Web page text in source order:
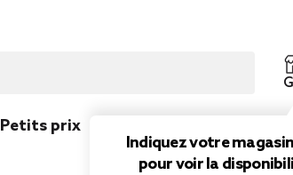
Indiquez votre
pour voir la
Petits prix